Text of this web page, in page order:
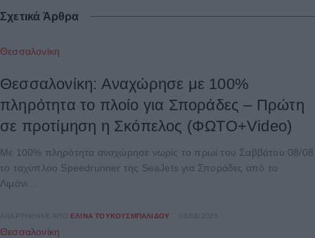
Σχετικά Άρθρα
Θεσσαλονίκη
Θεσσαλονίκη: Αναχώρησε με 100%
πληρότητα το πλοίο για Σποράδες – Πρώτη
σε προτίμηση η Σκόπελος (ΦΩΤΟ+Video)
Με 100% πληρότητα αναχώρησε νωρίς το πρωί του Σαββάτου 08/08
το ταχύπλοο Speedrunner της SeaJets για Σποράδες από το
Λιμάνι...
ΑΝΑΡΤΉΘΗΚΕ ΑΠΌ ΕΛΊΝΑ ΤΟΥΚΟΥΣΜΠΑΛΊΔΟΥ
Θεσσαλονίκη